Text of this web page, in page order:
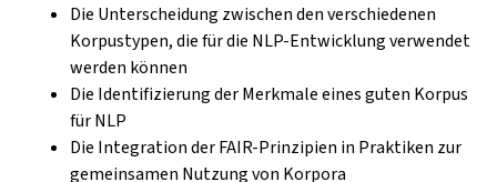
Die Unterscheidung zwischen den verschiedenen
Korpustypen, die für die NLP-Entwicklung verwendet
werden können
Die Identifizierung der Merkmale eines guten Korpus
für NLP
Die Integration der FAIR-Prinzipien in Praktiken zur
gemeinsamen Nutzung von Korpora